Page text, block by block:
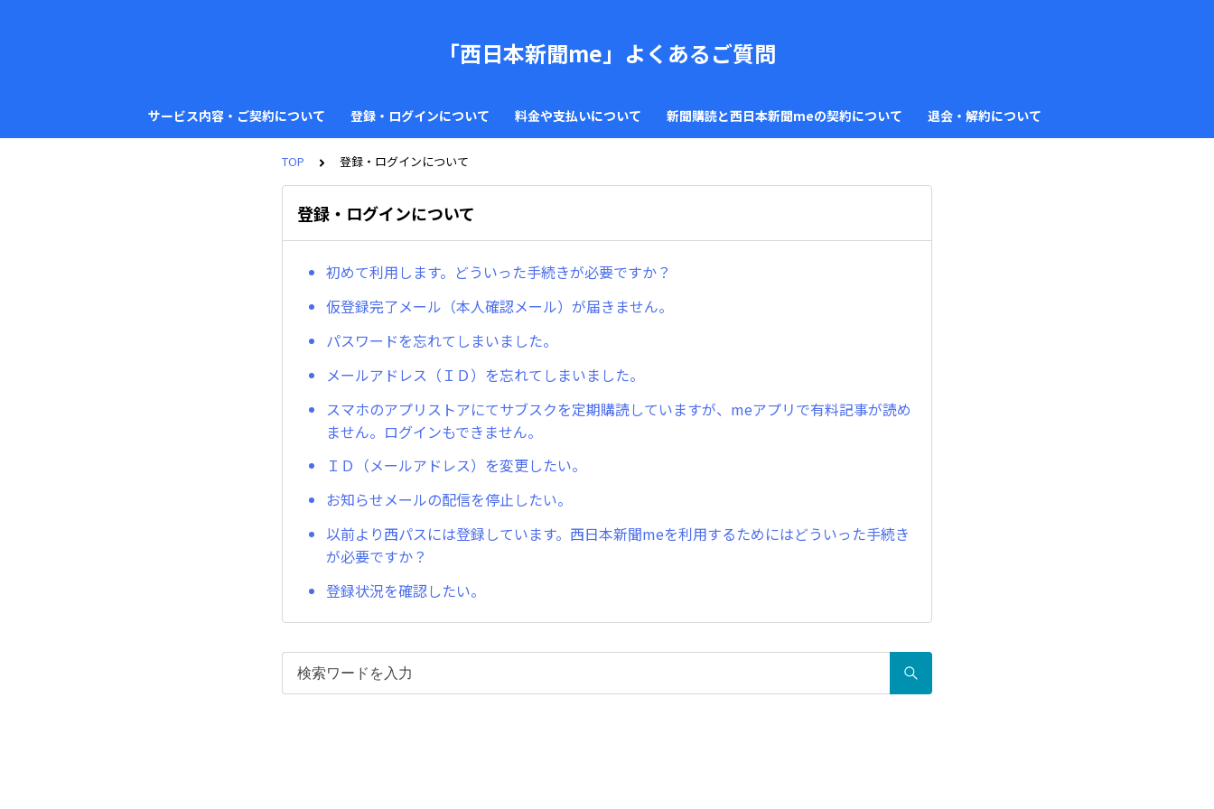
「西日本新聞me」よくあるご質問
サービス内容・ご契約について 登録・ログインについて 料金や支払いについて 新聞購読と西日本新聞meの契約について 退会・解約について
る
TOP 登録・ログインについて
登録・ログインについて
初めて利用します。どういった手続きが必要ですか？
仮登録完了メール（本人確認メール）が届きません。
パスワードを忘れてしまいました。
メールアドレス（ＩＤ）を忘れてしまいました。
スマホのアプリストアにてサブスクを定期購読していますが、meアプリで有料記事が読め
ません。ログインもできません。
ＩＤ（メールアドレス）を変更したい。
お知らせメールの配信を停止したい。
以前より西パスには登録しています。西日本新聞meを利用するためにはどういった手続き
が必要ですか？
登録状況を確認したい。